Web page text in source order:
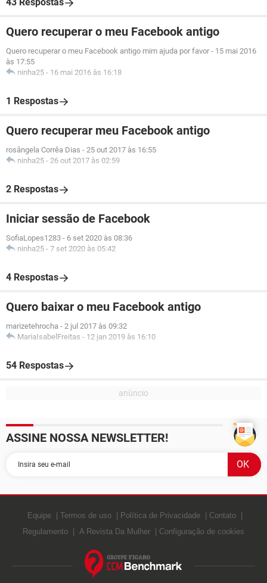
Quero recuperar o meu Facebook antigo
Quero recuperar o meu Facebook antigo mim ajuda por favor - 15 mai 2016
às 17:55
ninha25 - 16 mai 2016 às 16:18
1 Respostas
Quero recuperar meu Facebook antigo
rosângela Corrêa Dias - 25 out 2017 às 16:55
ninha25 - 26 out 2017 às 02:59
2 Respostas
Iniciar sessão de Facebook
SofiaLopes1283 - 6 set 2020 às 08:36
ninha25 - 7 set 2020 às 05:42
4 Respostas
Quero baixar o meu Facebook antigo
marizetehrocha - 2 jul 2017 às 09:32
MariaIsabelFreitas - 12 jan 2019 às 16:10
54 Respostas
ASSINE NOSSA NEWSLETTER!
Equipe Termos de uso Política de Privacidade
Contato
Regulamento
A Revista Da Mulher Configuração de cookies